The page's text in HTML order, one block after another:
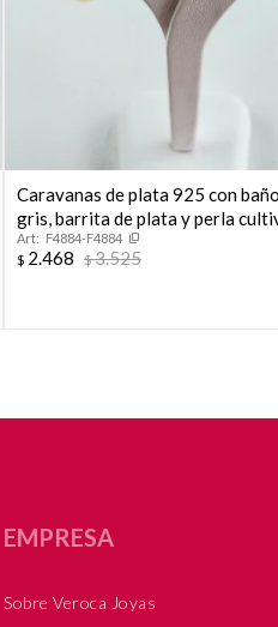
Caravanas de plata 925 con
gris, barrita de plata y perla
río colgante. Ideal novias
F4884-F4884
$ 2.468 $3.525
EMPRESA
Sobre Veroca Joyas